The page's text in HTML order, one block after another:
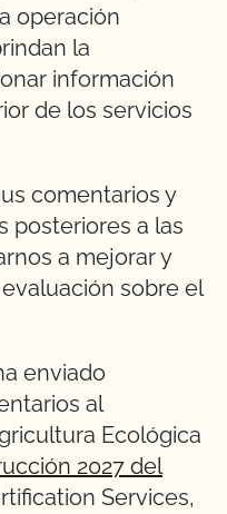
operación
la
información
de los servicios
comentarios y
posteriores a las
a mejorar y
sobre el
enviado
al
Ecológica
2027 del
Services,